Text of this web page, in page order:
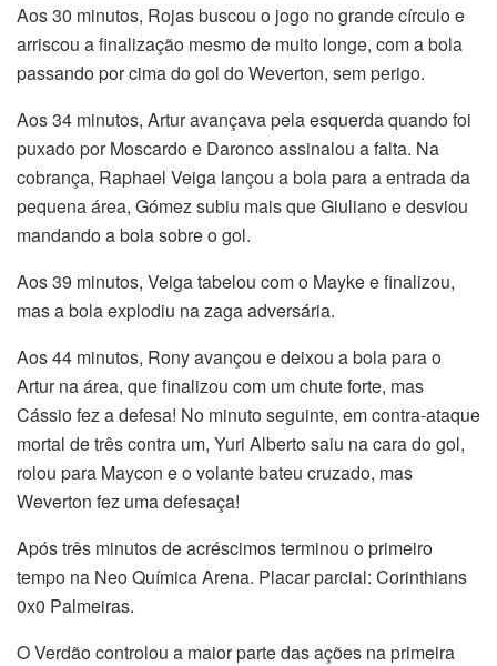
Aos 30 minutos, Rojas buscou o jogo no grande círculo e
arriscou a finalização mesmo de muito longe, com a bola
passando por cima do gol do Weverton, sem perigo.
Aos 34 minutos, Artur avançava pela esquerda quando foi
puxado por Moscardo e Daronco assinalou a falta. Na
cobrança, Raphael Veiga lançou a bola para a entrada da
pequena área, Gómez subiu mais que Giuliano e desviou
mandando a bola sobre o gol.
Aos 39 minutos, Veiga tabelou com o Mayke e finalizou,
mas a bola explodiu na zaga adversária.
Aos 44 minutos, Rony avançou e deixou a bola para o
Artur na área, que finalizou com um chute forte, mas
Cássio fez a defesa! No minuto seguinte, em contra-ataque
mortal de três contra um, Yuri Alberto saiu na cara do gol,
rolou para Maycon e o volante bateu cruzado, mas
Weverton fez uma defesaça!
Após três minutos de acréscimos terminou o primeiro
tempo na Neo Química Arena. Placar parcial: Corinthians
0x0 Palmeiras.
O Verdão controlou a maior parte das ações na primeira